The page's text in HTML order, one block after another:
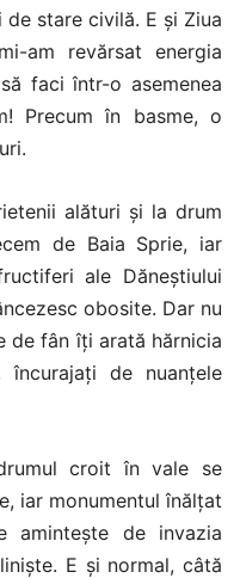
stare civilă. E și Ziua
am revărsat energia
faci într-o asemenea
Precum în basme, o
alături și la drum
de Baia Sprie, iar
ale Dăneștiului
obosite. Dar nu
de fân îți arată hărnicia
încurajați de nuanțele
croit în vale se
iar monumentul înălțat
de invazia
E și normal, câtă